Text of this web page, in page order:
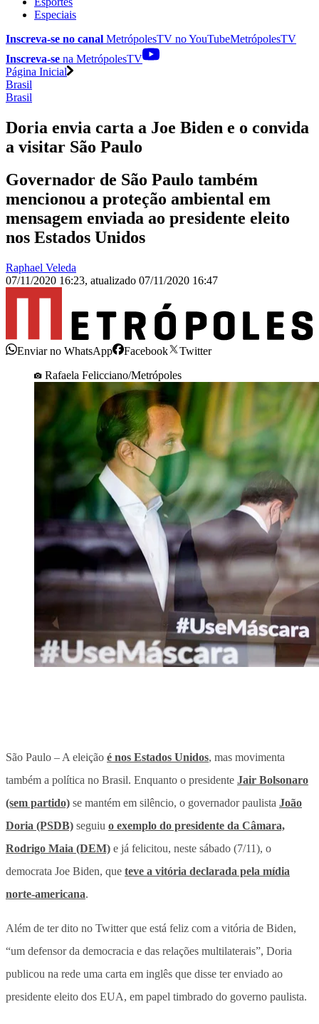
Especiais
Inscreva-se no canal MetrópolesTV noYouTubeMetrópolesTV
Inscreva-se na MetrópolesTV
Página Inicial
Brasil
Brasil
Doria envia carta a Joe Biden e o convida
a visitar São Paulo
Governador de São Paulo também
mencionou a proteção ambiental em
mensagem enviada ao presidente eleito
nos Estados Unidos
Raphael Veleda
07/11/2020 16:23, atualizado 07/11/2020 16:47
Enviar no WhatsApp Facebook
Twitter
Rafaela Felicciano/Metrópoles
São Paulo – A eleição é nos Estados Unidos, mas movimenta
também a política no Brasil. Enquanto o presidente Jair Bolsonaro
(sem partido) se mantém em silêncio, o governador paulista João
Doria (PSDB) seguiu o exemplo do presidente da Câmara,
Rodrigo Maia (DEM) e já felicitou, neste sábado (7/11), o
democrata Joe Biden, que teve a vitória declarada pela mídia
norte-americana.
Além de ter dito no Twitter que está feliz com a vitória de Biden,
“um defensor da democracia e das relações multilaterais”, Doria
publicou na rede uma carta em inglês que disse ter enviado ao
presidente eleito dos EUA, em papel timbrado do governo paulista.